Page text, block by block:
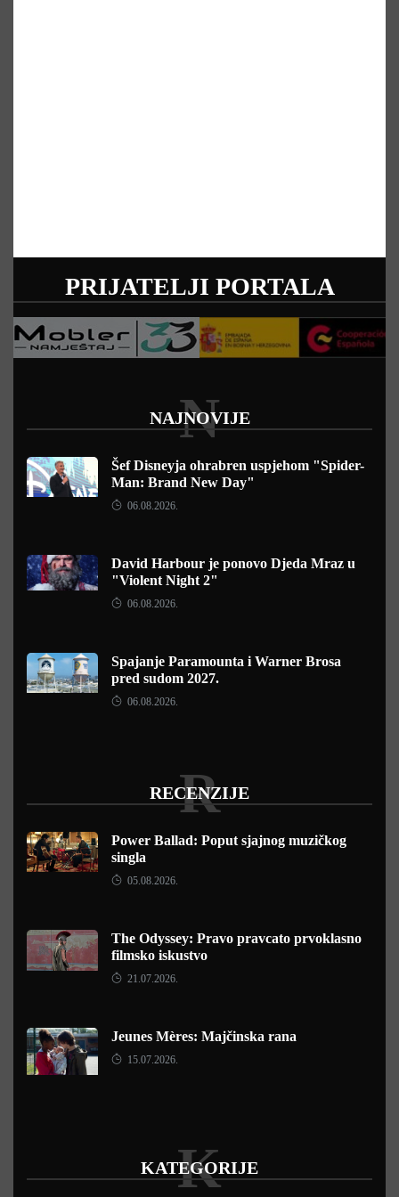
PRIJATELJI PORTALA
NAJNOVIJE
N
Šef Disneyja ohrabren uspjehom "Spider-
Man: Brand New Day"
06.08.2026.
David Harbour je ponovo Djeda Mraz u
"Violent Night 2"
06.08.2026.
Spajanje Paramounta i Warner Brosa
pred sudom 2027.
06.08.2026.
RECENZIJE
R
Power Ballad: Poput sjajnog muzičkog
singla
05.08.2026.
The Odyssey: Pravo pravcato prvoklasno
filmsko iskustvo
21.07.2026.
Jeunes Mères: Majčinska rana
15.07.2026.
KATEGORIJE
K